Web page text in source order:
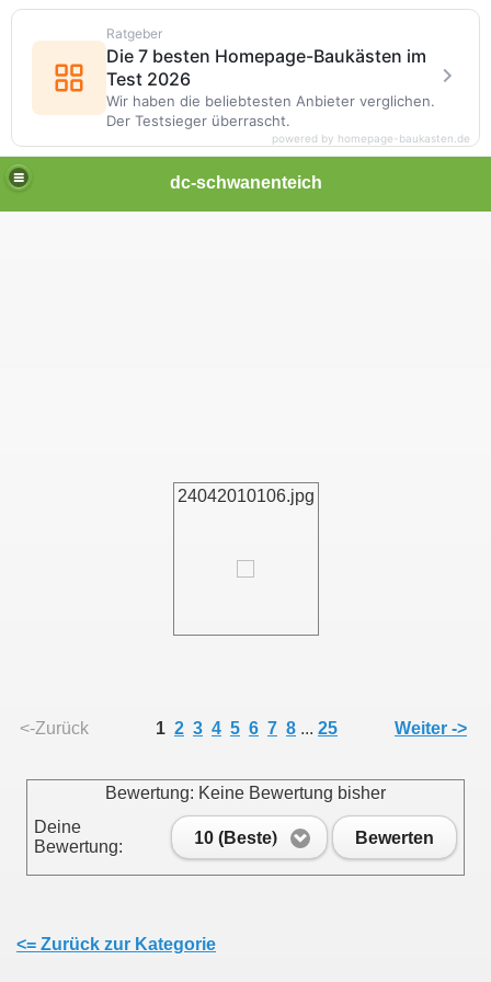
dc-schwanenteich
24042010106.jpg
<-Zurück 1 2 3 4 5 6 7 8 ... 25 Weiter ->
Bewertung: Keine Bewertung bisher
Deine
Bewertung:
10 (Beste) Bewerten
<= Zurück zur Kategorie
Ratgeber
Die 7 besten Homepage-Baukästen im
Test 2026
Wir haben die beliebtesten Anbieter verglichen.
Der Testsieger überrascht.
powered by homepage-baukasten.de